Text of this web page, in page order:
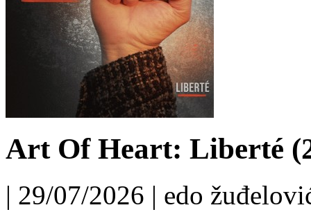
Art Of Heart: Liberté
| 29/07/2026 | edo